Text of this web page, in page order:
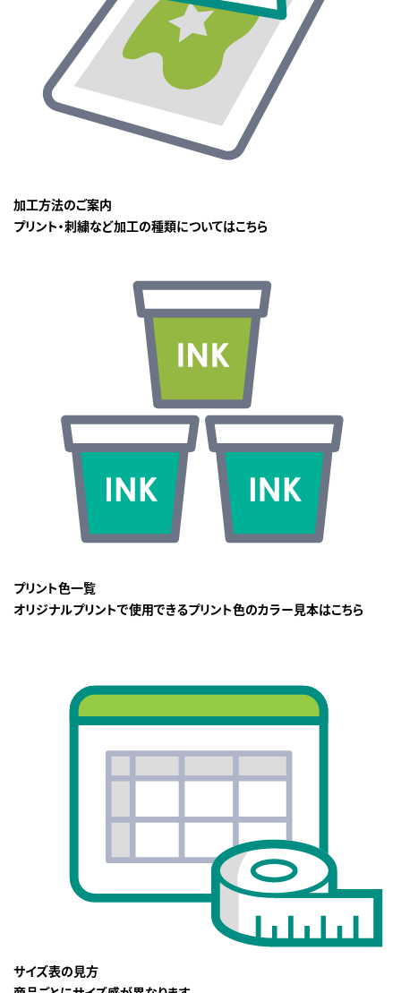
加工方法のご案内
プリント・刺繍など加工の種類についてはこちら
プリント色一覧
オリジナルプリントで使用できるプリント色のカラー見本はこちら
サイズ表の見方